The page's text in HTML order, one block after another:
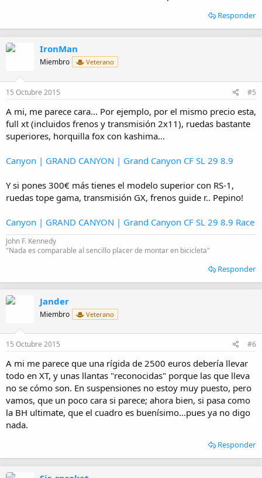
Responder
IronMan
Miembro Veterano
15 Octubre 2015 #5
A mi, me parece cara... Por ejemplo, por el mismo precio esta,
full xt (incluidos frenos y transmisión 2x11), ruedas bastante
superiores, horquilla fox con kashima...
Canyon | GRAND CANYON | Grand Canyon CF SL 29 8.9
Y si pones 300€ más tienes el modelo superior con RS-1,
ruedas tope gama, transmisión GX, frenos guide r.. Pepino!
Canyon | GRAND CANYON | Grand Canyon CF SL 29 8.9 Race
John F. Kennedy
"Nada es comparable al sencillo placer de montar en bicicleta"
Responder
Jander
Miembro Veterano
15 Octubre 2015 #6
A mi me parece que una rígida de 2500 euros debería llevar
todo en XT, y unas llantas "reconocidas" porque las que lleva
no se cómo son. En suspensiones no estoy muy puesto, pero
vamos, que un poco cara si parece; ahora bien, si pasa como
la BH ultimate, que el cuadro es buenísimo...pues ya no digo
nada.
Responder